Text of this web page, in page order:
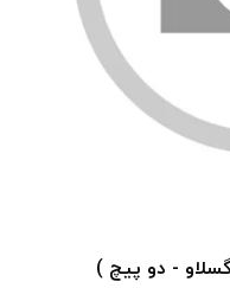
206 ( طرح یوگسلاو - دو پیچ )